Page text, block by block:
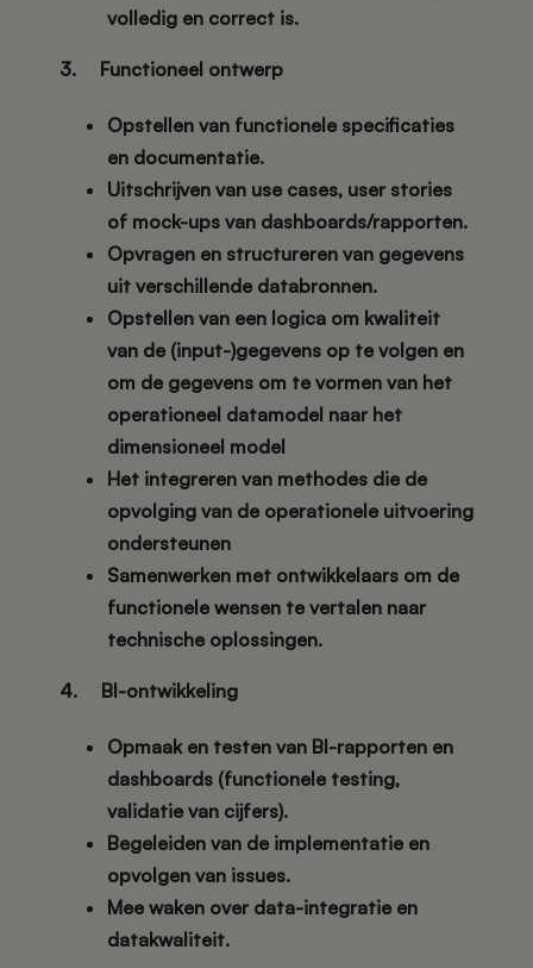
volledig en correct is.
3. Functioneel ontwerp
Opstellen van functionele specificaties
en documentatie.
Uitschrijven van use cases, user stories
of mock-ups van dashboards/rapporten.
Opvragen en structureren van gegevens
uit verschillende databronnen.
Opstellen van een logica om kwaliteit
van de (input-)gegevens op te volgen en
om de gegevens om te vormen van het
operationeel datamodel naar het
dimensioneel model
Het integreren van methodes die de
opvolging van de operationele uitvoering
ondersteunen
Samenwerken met ontwikkelaars om de
functionele wensen te vertalen naar
technische oplossingen.
4. BI-ontwikkeling
Opmaak en testen van BI-rapporten en
dashboards (functionele testing,
validatie van cijfers).
Begeleiden van de implementatie en
opvolgen van issues.
Mee waken over data-integratie en
datakwaliteit.